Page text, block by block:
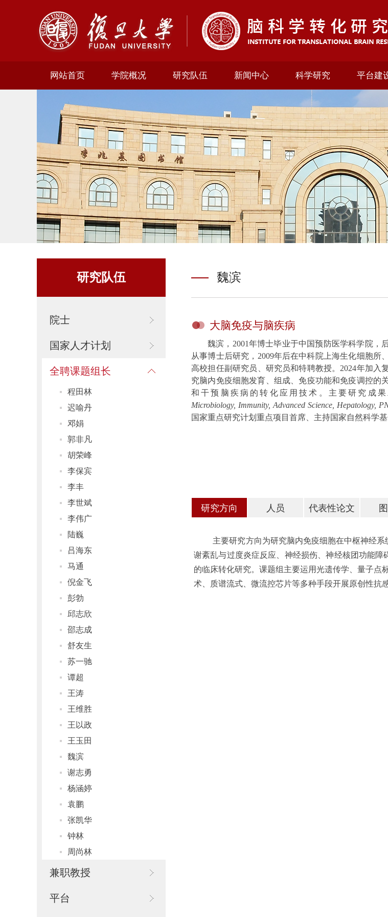
网站首页 学院概况 研究队伍 新闻中心 科学研究 平台建
研究队伍
院士
国家人才计划
全聘课题组长
程田林
迟喻丹
邓娟
郭非凡
胡荣峰
李保宾
李丰
李世斌
李伟广
陆巍
吕海东
马通
倪金飞
彭勃
邱志欣
邵志成
舒友生
苏一驰
谭超
王涛
王维胜
王以政
王玉田
魏滨
谢志勇
杨涵婷
袁鹏
张凯华
钟林
周尚林
兼职教授
平台
魏滨
大脑免疫与脑疾病
魏滨，2001年博士毕业于中国预防医学科学院，
从事博士后研究，2009年后在中科院上海生化细胞所
高校担任副研究员、研究员和特聘教授。2024年加入
究脑内免疫细胞发育、组成、免疫功能和免疫调控的
和干预脑疾病的转化应用技术。主要研究成果
Microbiology, Immunity, Advanced Science, Hepatology,
国家重点研究计划重点项目首席、主持国家自然科学
研究方向 人员 代表性论文
主要研究方向为研究脑内免疫细胞在中枢神经
谢紊乱与过度炎症反应、神经损伤、神经核团功能
的临床转化研究。课题组主要运用光遗传学、量子点
术、质谱流式、微流控芯片等多种手段开展原创性抗